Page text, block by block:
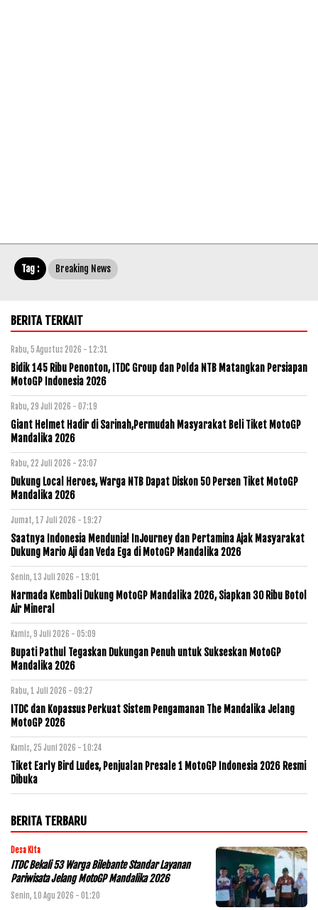
Tag : Breaking News
BERITA TERKAIT
Rabu, 5 Agustus 2026 - 12:31
Bidik 145 Ribu Penonton, ITDC Group dan Polda NTB Matangkan Persiapan
MotoGP Indonesia 2026
Rabu, 29 Juli 2026 - 07:19
Giant Helmet Hadir di Sarinah,Permudah Masyarakat Beli Tiket MotoGP
Mandalika 2026
Rabu, 22 Juli 2026 - 23:07
Dukung Local Heroes, Warga NTB Dapat Diskon 50 Persen Tiket MotoGP
Mandalika 2026
Jumat, 17 Juli 2026 - 19:27
Saatnya Indonesia Mendunia! InJourney dan Pertamina Ajak Masyarakat
Dukung Mario Aji dan Veda Ega di MotoGP Mandalika 2026
Senin, 13 Juli 2026 - 19:01
Narmada Kembali Dukung MotoGP Mandalika 2026, Siapkan 30 Ribu Botol
Air Mineral
Kamis, 9 Juli 2026 - 05:09
Bupati Pathul Tegaskan Dukungan Penuh untuk Sukseskan MotoGP
Mandalika 2026
Rabu, 1 Juli 2026 - 09:27
ITDC dan Kopassus Perkuat Sistem Pengamanan The Mandalika Jelang
MotoGP 2026
Kamis, 25 Juni 2026 - 10:24
Tiket Early Bird Ludes, Penjualan Presale 1 MotoGP Indonesia 2026 Resmi
Dibuka
BERITA TERBARU
Desa Kita
ITDC Bekali 53 Warga Bilebante Standar Layanan
Pariwisata Jelang MotoGP Mandalika 2026
Senin, 10 Agu 2026 - 01:20